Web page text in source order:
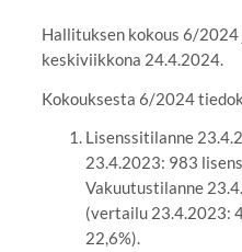
Hallituksen kokous 6/
keskiviikkona 24.4.2024.
Kokouksesta 6/2024
Lisenssitilanne
23.4.2023: 983
Vakuutustilanne
(vertailu 23.4.2023:
22,6%).